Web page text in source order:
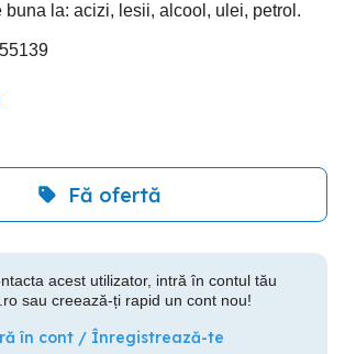
buna la: acizi, lesii, alcool, ulei, petrol.
Fă ofertă
acest utilizator, intră în contul tău
sau creează-ți rapid un cont nou!
în cont / Înregistrează-te